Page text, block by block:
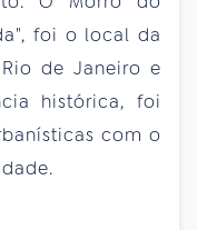
foi o local da
de Janeiro e
histórica, foi
com o